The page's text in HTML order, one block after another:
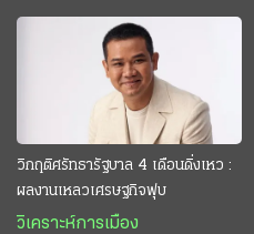
วิกฤติศรัทธารัฐบาล 4 เดือนดิ่งเหว :
ผลงานเหลวเศรษฐกิจฟุบ
วิเคราะห์การเมือง